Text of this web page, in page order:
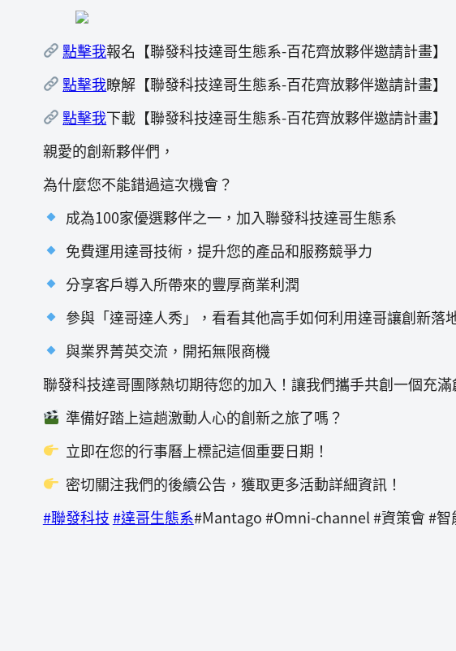
點擊我報名【聯發科技達哥生態系-百花齊放夥伴邀請計畫】
點擊我瞭解【聯發科技達哥生態系-百花齊放夥伴邀請計畫】
點擊我下載【聯發科技達哥生態系-百花齊放夥伴邀請計畫】
親愛的創新夥伴們，
為什麼您不能錯過這次機會？
成為100家優選夥伴之一，加入聯發科技達哥生態系
免費運用達哥技術，提升您的產品和服務競爭力
分享客戶導入所帶來的豐厚商業利潤
參與「達哥達人秀」，看看其他高手如何利用達哥讓創新落
與業界菁英交流，開拓無限商機
聯發科技達哥團隊熱切期待您的加入！讓我們攜手共創一個充
準備好踏上這趟激動人心的創新之旅了嗎？
立即在您的行事曆上標記這個重要日期！
密切關注我們的後續公告，獲取更多活動詳細資訊！
#聯發科技#達哥生態系#Mantago #Omni-channel #資策會 #智